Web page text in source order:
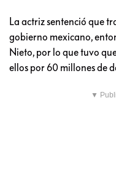
La actriz sentenció que
gobierno mexicano,
Nieto, por lo que tuvo
ellos por 60 millones de
▼